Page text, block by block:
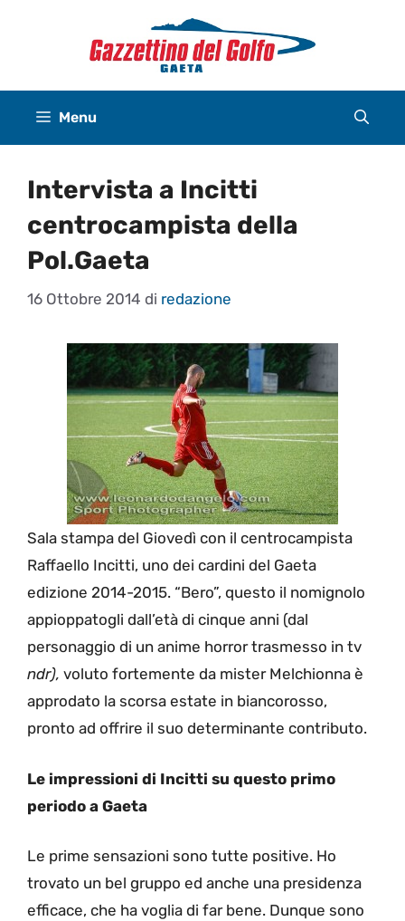
Menu
Intervista a Incitti
centrocampista della
Pol.Gaeta
16 Ottobre 2014 di redazione
Sala stampa del Giovedì con il centrocampista
Raffaello Incitti, uno dei cardini del Gaeta
edizione 2014-2015. “Bero”, questo il nomignolo
appioppatogli dall’età di cinque anni (dal
personaggio di un anime horror trasmesso in tv
ndr), voluto fortemente da mister Melchionna è
approdato la scorsa estate in biancorosso,
pronto ad offrire il suo determinante contributo.
Le impressioni di Incitti su questo primo
periodo a Gaeta
Le prime sensazioni sono tutte positive. Ho
trovato un bel gruppo ed anche una presidenza
efficace, che ha voglia di far bene. Dunque sono